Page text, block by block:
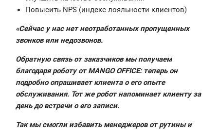
Повысить NPS (индекс лояльности клиентов)
«Сейчас у нас нет неотработанных пропущенных
звонков или недозвонов.
Обратную связь от заказчиков мы получаем
благодаря роботу от MANGO OFFICE: теперь он
подробно опрашивает клиента о его опыте
обслуживания. Тот же робот напоминает клиенту за
день до встречи о его записи.
Так мы смогли избавить менеджеров от рутины и